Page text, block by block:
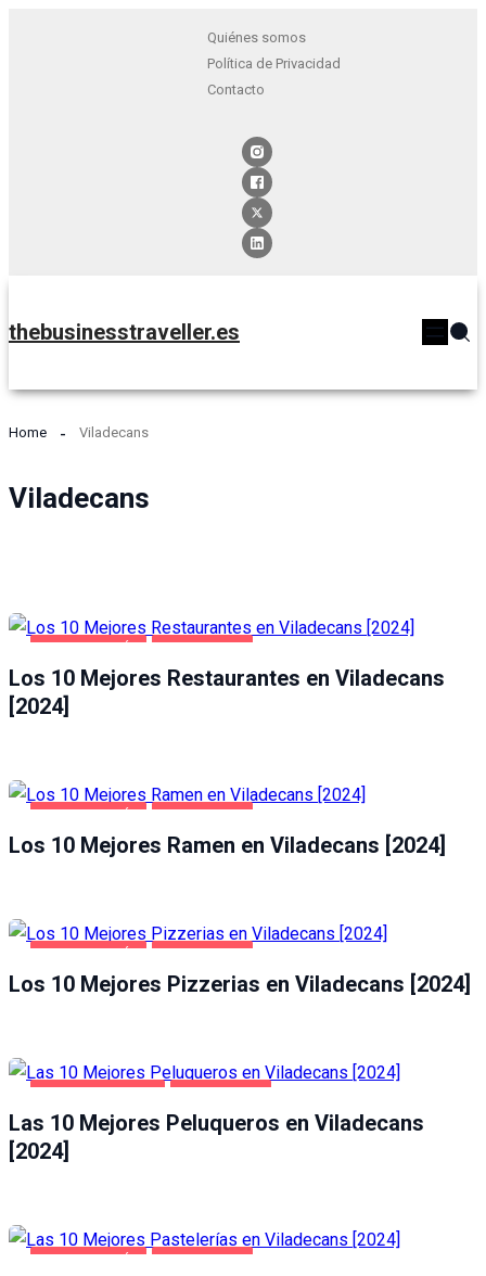
Quiénes somos
Política de Privacidad
Contacto
thebusinesstraveller.es
Home Viladecans
Viladecans
Los 10 Mejores Restaurantes en Viladecans
[2024]
Los 10 Mejores Ramen en Viladecans [2024]
Los 10 Mejores Pizzerias en Viladecans [2024]
Las 10 Mejores Peluqueros en Viladecans
[2024]